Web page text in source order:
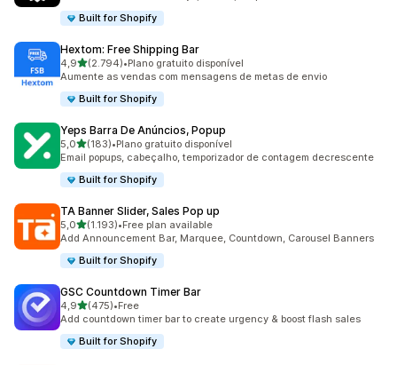
Built for Shopify
Hextom: Free Shipping Bar
4,9de 5 estrelas
(2.794)
2794 total de avaliações
•Plano gratuito disponível
Aumente as vendas com mensagens de metas de envio
Built for Shopify
Yeps Barra De Anúncios, Popup
5,0de 5 estrelas
(183)
183 total de avaliações
•Plano gratuito disponível
Email popups, cabeçalho, temporizador de contagem decrescente
Built for Shopify
TA Banner Slider, Sales Pop up
5,0de 5 estrelas
(1.193)
1193 total de avaliações
•Free plan available
Add Announcement Bar, Marquee, Countdown, Carousel Banners
Built for Shopify
GSC Countdown Timer Bar
4,9de 5 estrelas
(475)
475 total de avaliações
•Free
Add countdown timer bar to create urgency & boost flash sales
Built for Shopify